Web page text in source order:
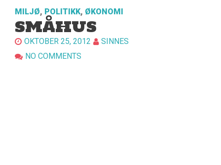
MILJØ, POLITIKK, ØKONOMI
SMÅHUS
OKTOBER 25, 2012
SINNES
NO COMMENTS